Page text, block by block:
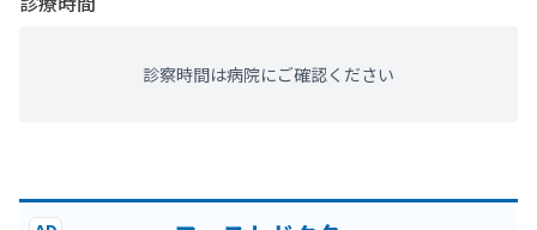
診察時間は病院にご確認ください